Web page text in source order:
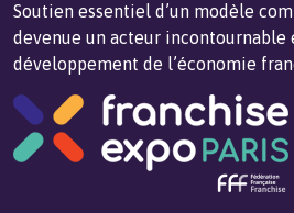
Soutien essentiel d’un modèle
devenue un acteur incontournable
développement de l’économie